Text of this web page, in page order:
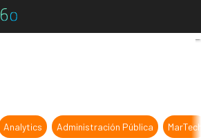
Los retos del departamento de IT
Analytics Administración Pública